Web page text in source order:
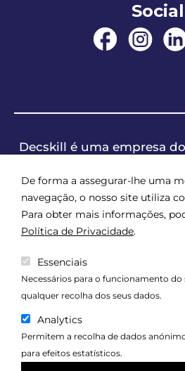
Social
Decskill é uma
Política de
Política de Segurança
De forma a assegurar-lhe uma
navegação, o nosso site utiliza
Para obter mais informações,
Política de Privacidade.
Essenciais
Necessários para o funcionamento
qualquer recolha dos seus dados.
Analytics
Permitem a recolha de dados
para efeitos estatísticos.